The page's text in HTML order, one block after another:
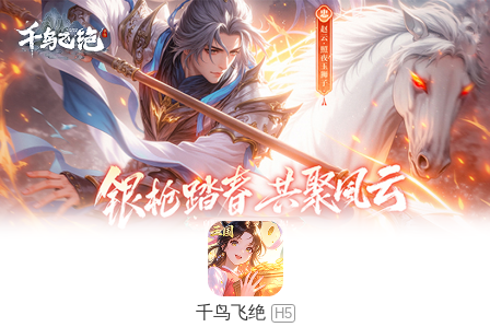
千鸟飞绝 H5